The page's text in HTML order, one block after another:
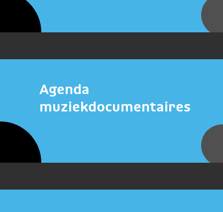
Agenda
muziekdocumentaires